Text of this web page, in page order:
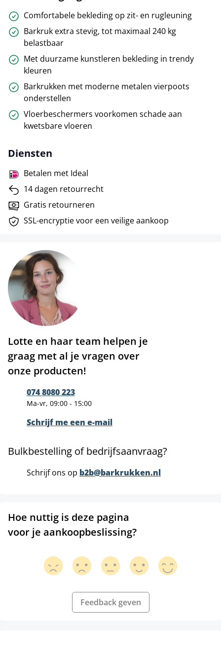
Comfortabele bekleding op zit- en rugleuning
Barkruk extra stevig, tot maximaal 240 kg
belastbaar
Met duurzame kunstleren bekleding in trendy
kleuren
Barkrukken met moderne metalen vierpoots
onderstellen
Vloerbeschermers voorkomen schade aan
kwetsbare vloeren
Diensten
Betalen met Ideal
14 dagen retourrecht
Gratis retourneren
SSL-encryptie voor een veilige aankoop
Lotte en haar team helpen je
graag met al je vragen over
onze producten!
074 8080 223
Ma-vr, 09:00 - 15:00
Schrijf me een e-mail
Bulkbestelling of bedrijfsaanvraag?
Schrijf ons op b2b@barkrukken.nl
Hoe nuttig is deze pagina
voor je aankoopbeslissing?
Feedback geven